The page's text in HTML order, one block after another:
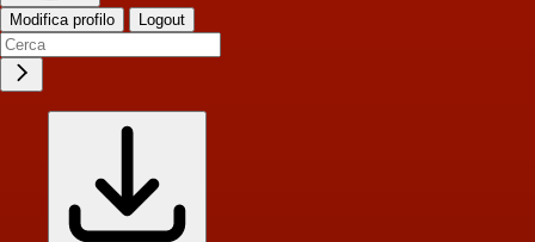
Modifica profilo Logout